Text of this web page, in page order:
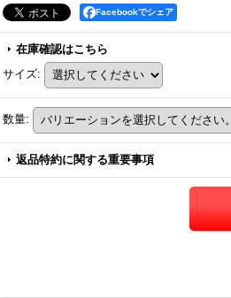
Facebookでシェア
在庫確認はこちら
サイズ:
数量:
返品特約に関する重要事項